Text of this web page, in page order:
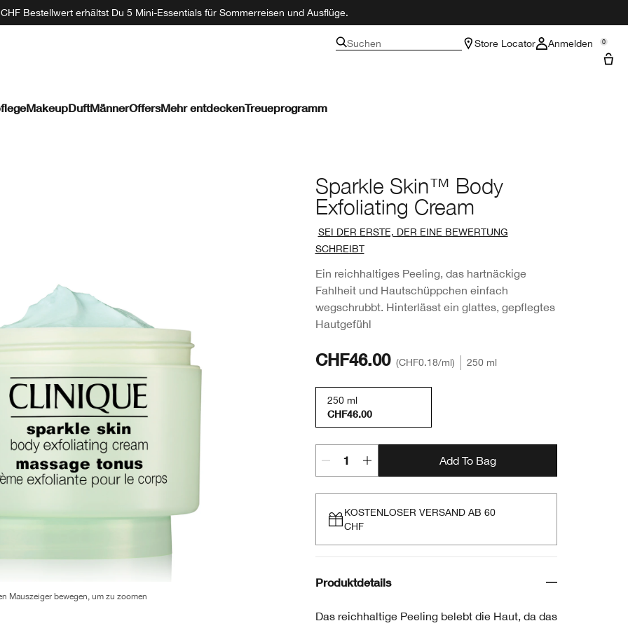
Bestellwert erhältst Du 5 Mini-Essentials für Sommerreisen und Ausflüge.
Suchen Store Locator Anmelden 0
MakeupDuftMännerOffersMehr entdeckenTreueprogramm
Sparkle Skin™ Body
Exfoliating Cream
SEI DER ERSTE, DER EINE BEWERTUNG
SCHREIBT
Ein reichhaltiges Peeling, das hartnäckige
Fahlheit und Hautschüppchen einfach
wegschrubbt. Hinterlässt ein glattes, gepflegtes
Hautgefühl
Mauszeiger bewegen, um zu zoomen
CHF46.00 CHF0.18/ml 250 ml
250 ml
CHF46.00
Add To Bag
KOSTENLOSER VERSAND AB 60
CHF
Produktdetails
Das reichhaltige Peeling belebt die Haut, da das